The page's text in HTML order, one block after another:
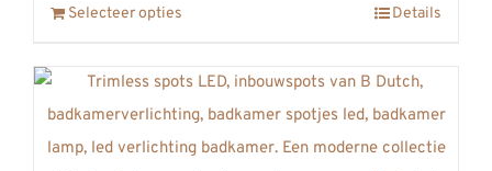
Selecteer opties Details